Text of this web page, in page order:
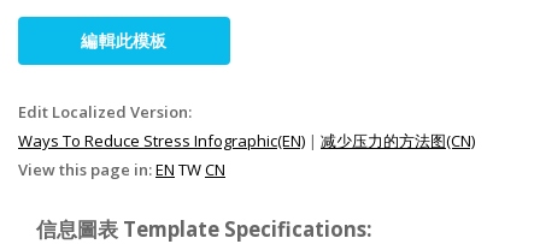
編輯此模板
Edit Localized Version:
Ways To Reduce Stress Infographic(EN) | 减少压力的方法图(CN)
View this page in:EN TWCN
信息圖表 Template Specifications: